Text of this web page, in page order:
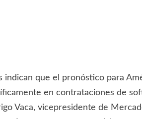
indican que el pronóstico para
en contrataciones de
Vaca, vicepresidente de